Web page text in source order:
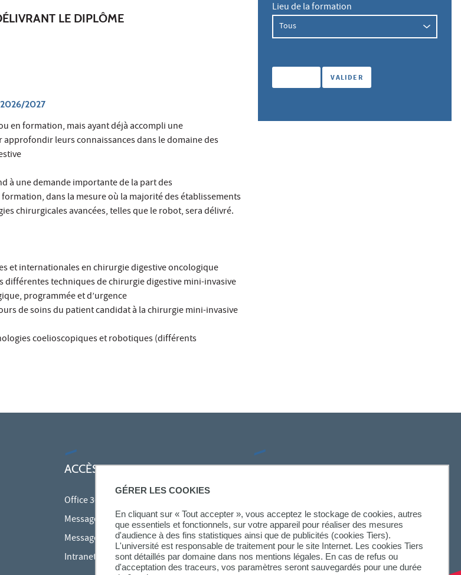
GÉRER LES COOKIES
En cliquant sur « Tout accepter », vous acceptez le stockage de cookies, autres
que essentiels et fonctionnels, sur votre appareil pour réaliser des mesures
d'audience à des fins statistiques ainsi que de publicités (cookies Tiers).
L'université est responsable de traitement pour le site Internet. Les cookies Tiers
sont détaillés par domaine dans nos mentions légales. En cas de refus ou
d'acceptation des traceurs, vos paramètres seront sauvegardés pour une durée
LE DIPLÔME
2026/2027
en formation, mais ayant déjà accompli une
leurs connaissances dans le domaine des
à une demande importante de la part des
dans la mesure où la majorité des établissements
chirurgicales avancées, telles que le robot, sera délivré.
et internationales en chirurgie digestive oncologique
différentes techniques de chirurgie digestive mini-invasive
programmée et d’urgence
de soins du patient candidat à la chirurgie mini-invasive
coelioscopiques et robotiques (différents
Lieu de la formation
ACCÈS RAPIDES
Office 365
Messagerie des personnels
Messagerie étudiante
Intranet des personnels
SUIVEZ-NOUS